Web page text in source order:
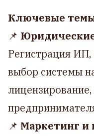
Ключевые
📌
Регистрация
выбор системы
📌 Маркетинг и